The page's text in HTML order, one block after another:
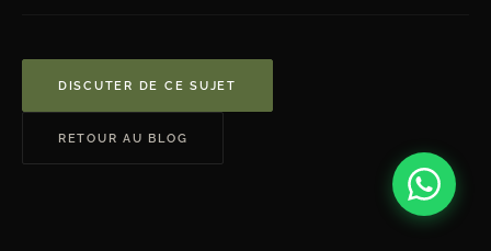
DISCUTER DE CE SUJET
RETOUR AU BLOG